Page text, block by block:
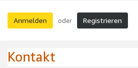
Anmelden oder Registrieren
Kontakt